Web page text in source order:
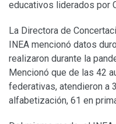
educativos liderados por
La Directora de
INEA mencionó datos
realizaron durante la
Mencionó que de las 42
federativas, atendieron a
alfabetización, 61 en